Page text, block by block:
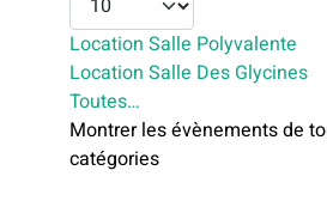
Location Salle Polyvalente
Location Salle Des Glycines
Toutes…
Montrer les évènements de
catégories